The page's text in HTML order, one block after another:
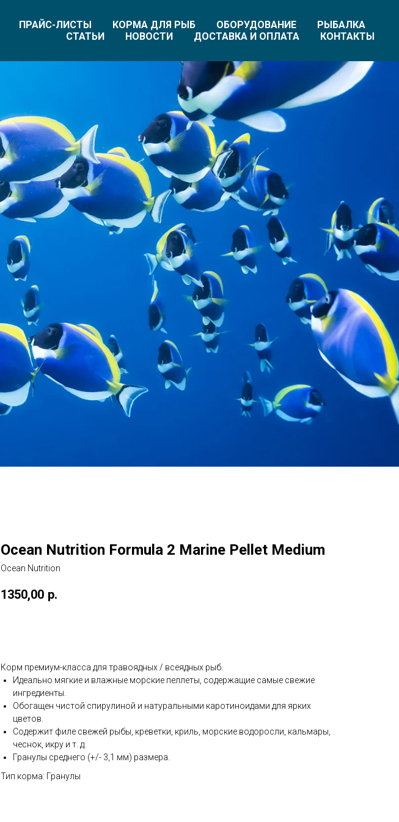
ПРАЙС-ЛИСТЫ КОРМА ДЛЯ РЫБ ОБОРУДОВАНИЕ
РЫБАЛКА
СТАТЬИ
НОВОСТИ ДОСТАВКА И ОПЛАТА КОНТАКТЫ
Ocean Nutrition Formula 2 Marine Pellet Medium
Ocean Nutrition
1350,00 р.
Корм премиум-класса для травоядных / всеядных рыб.
Идеально мягкие и влажные морские пеллеты, содержащие самые свежие
ингредиенты.
Обогащен чистой спирулиной и натуральными каротиноидами для ярких
цветов.
Содержит филе свежей рыбы, креветки, криль, морские водоросли, кальмары,
чеснок, икру и т. д.
Гранулы среднего (+/- 3,1 мм) размера.
Тип корма: Гранулы